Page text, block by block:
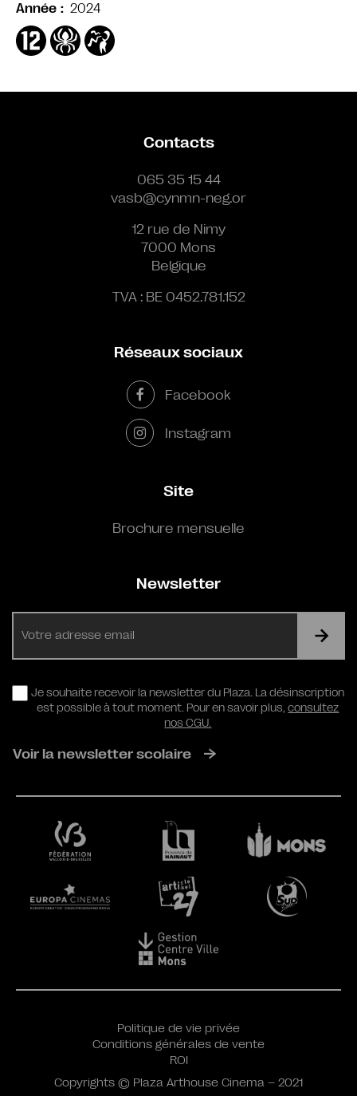
Année
2024
Contacts
065 35 15 44
vasb@cynmn-neg.or
12 rue de Nimy
7000 Mons
Belgique
TVA : BE 0452.781.152
Réseaux sociaux
Facebook
Instagram
Site
Brochure mensuelle
Newsletter
RGPD
Je souhaite recevoir la newsletter du Plaza. La désinscription
est possible à tout moment. Pour en savoir plus,consultez
nos CGU.
Voir la newsletter scolaire
Politique de vie privée
Conditions générales de vente
ROI
Copyrights © Plaza Arthouse Cinema – 2021